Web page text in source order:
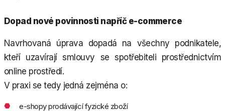
Dopad nové povinnosti napříč e-commerce
Navrhovaná úprava dopadá na všechny podnikatele,
kteří uzavírají smlouvy se spotřebiteli prostřednictvím
online prostředí.
V praxi se tedy jedná zejména o:
e-shopy prodávající fyzické zboží